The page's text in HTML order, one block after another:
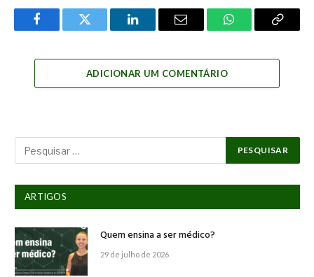
FacebookTwitter LinkedInEmail WhatsAppCopy
ADICIONAR UM COMENTÁRIO
ARTIGOS
Quem ensina a ser médico?
29 de julho de 2026